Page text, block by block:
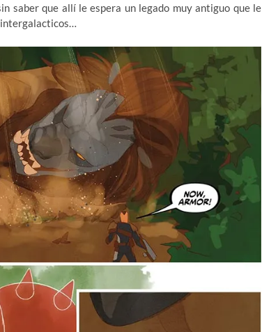
saber que allí le espera un legado muy antiguo que le
intergalacticos…